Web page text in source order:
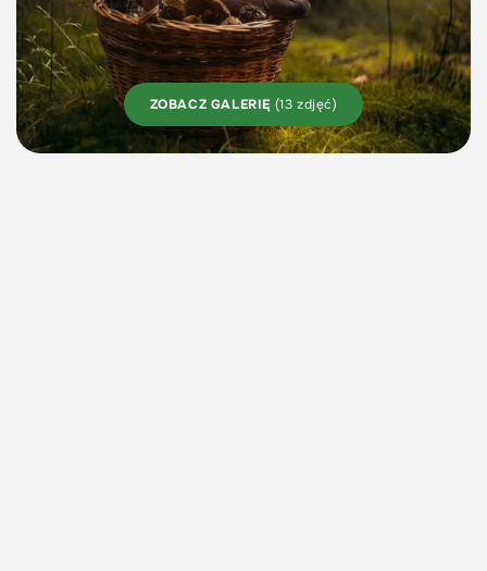
ZOBACZ GALERIĘ (13 zdjęć)